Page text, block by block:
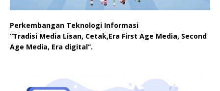
Perkembangan Teknologi Informasi
“Tradisi Media Lisan, Cetak,Era First Age Media, Second
Age Media, Era digital”.